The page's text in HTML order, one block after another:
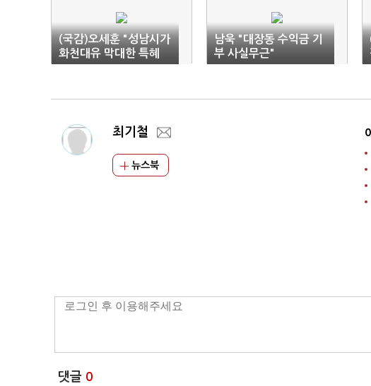
(국감)오세훈 "성남시가
화천대유 막대한 특혜
용인"
남욱 "대장동 수익금 기
부 사실무근"
최기철
뉴스북
댓글 0